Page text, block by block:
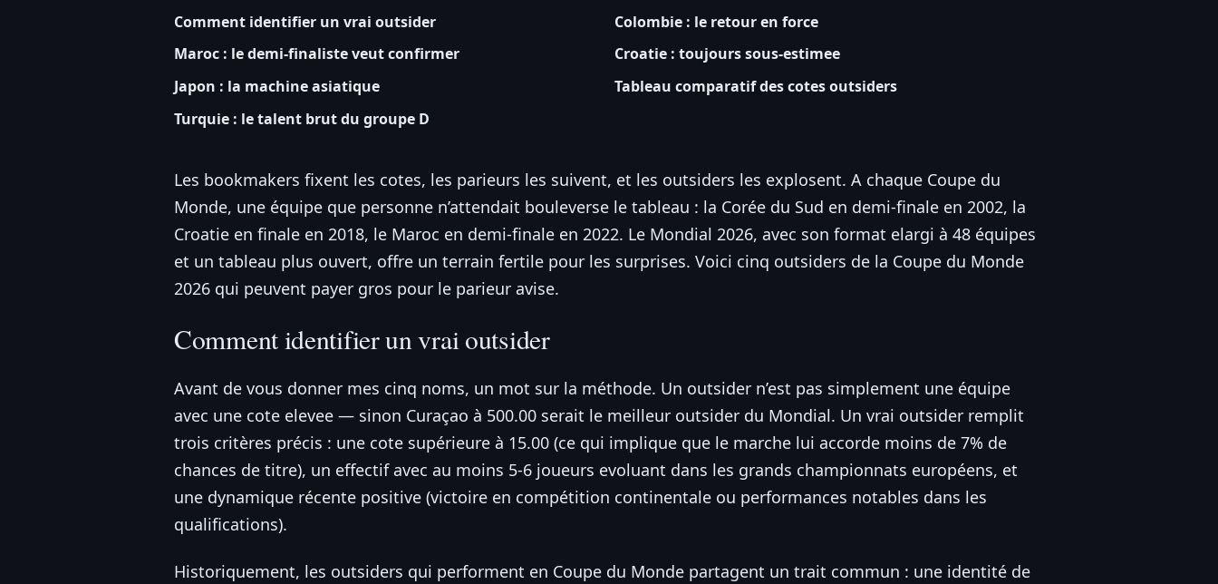
Comment identifier un vrai outsider
Maroc : le demi-finaliste veut confirmer
Japon : la machine asiatique
Turquie : le talent brut du groupe D
Colombie : le retour en force
Croatie : toujours sous-estimee
Tableau comparatif des cotes outsiders
Les bookmakers fixent les cotes, les parieurs les suivent, et les outsiders les explosent. A chaque Coupe du
Monde, une équipe que personne n’attendait bouleverse le tableau : la Corée du Sud en demi-finale en 2002, la
Croatie en finale en 2018, le Maroc en demi-finale en 2022. Le Mondial 2026, avec son format elargi à 48 équipes
et un tableau plus ouvert, offre un terrain fertile pour les surprises. Voici cinq outsiders de la Coupe du Monde
2026 qui peuvent payer gros pour le parieur avise.
Comment identifier un vrai outsider
Avant de vous donner mes cinq noms, un mot sur la méthode. Un outsider n’est pas simplement une équipe
avec une cote elevee — sinon Curaçao à 500.00 serait le meilleur outsider du Mondial. Un vrai outsider remplit
trois critères précis : une cote supérieure à 15.00 (ce qui implique que le marche lui accorde moins de 7% de
chances de titre), un effectif avec au moins 5-6 joueurs evoluant dans les grands championnats européens, et
une dynamique récente positive (victoire en compétition continentale ou performances notables dans les
qualifications).
Historiquement, les outsiders qui performent en Coupe du Monde partagent un trait commun : une identité de